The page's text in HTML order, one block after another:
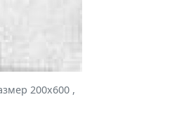
200x600 ,